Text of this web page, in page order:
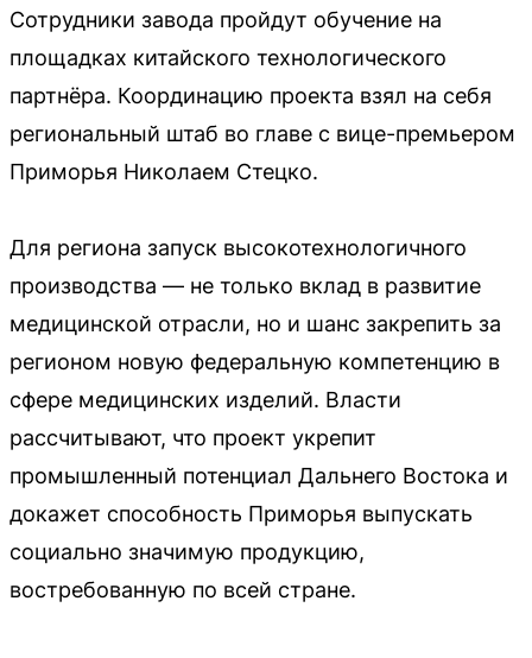
Сотрудники завода пройдут обучение на
площадках китайского технологического
партнёра. Координацию проекта взял на себя
региональный штаб во главе с вице-премьером
Приморья Николаем Стецко.
Для региона запуск высокотехнологичного
производства — не только вклад в развитие
медицинской отрасли, но и шанс закрепить за
регионом новую федеральную компетенцию в
сфере медицинских изделий. Власти
рассчитывают, что проект укрепит
промышленный потенциал Дальнего Востока и
докажет способность Приморья выпускать
социально значимую продукцию,
востребованную по всей стране.